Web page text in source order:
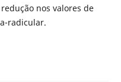
nos valores de
radicular.